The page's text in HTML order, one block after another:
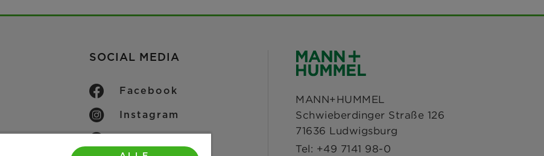
SOCIAL MEDIA
Facebook
Instagram
MANN+HUMMEL
Schwieberdinger Straße 126
71636 Ludwigsburg
Tel: +49 7141 98-0